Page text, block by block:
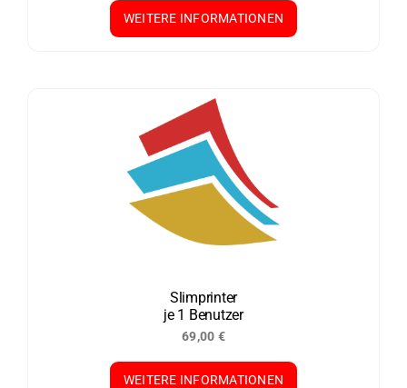
WEITERE INFORMATIONEN
Slimprinter
je 1 Benutzer
69,00 €
WEITERE INFORMATIONEN